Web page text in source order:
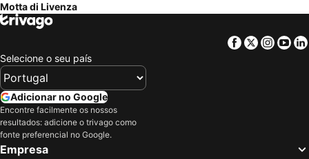
Murano, Veneto Hotéis
Portorož, Obalno-kraška Hotéis
Arabba, Veneto Hotéis
Veneza, Veneto Hotéis
Verona, Veneto Hotéis
Mestre, Veneto Hotéis
Sirmione, Lombardia Hotéis
Dolo, Veneto Hotéis
Cortina d'Ampezzo, Veneto Hotéis
Milão, Lombardia Hotéis
Motta di Livenza
Facebook
Twitter
Selecione o seu país
Adicionar no Google
Encontre facilmente os nossos
resultados: adicione o trivago como
fonte preferencial no Google.
Empresa